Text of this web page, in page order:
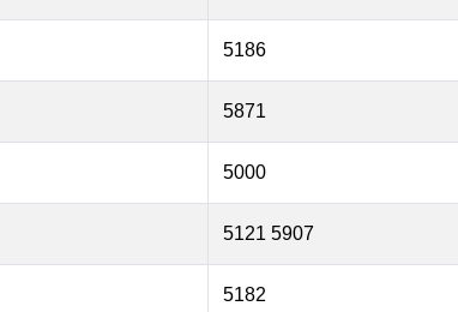
5186
5871
5000
5121 5907
5182